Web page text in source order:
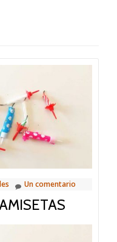
Un comentario